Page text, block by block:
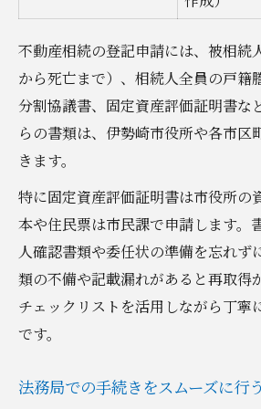
不動産相続の登記申請には、被相続
から死亡まで）、相続人全員の戸籍
分割協議書、固定資産評価証明書な
らの書類は、伊勢崎市役所や各市区
きます。
特に固定資産評価証明書は市役所の
本や住民票は市民課で申請します。
人確認書類や委任状の準備を忘れず
類の不備や記載漏れがあると再取得
チェックリストを活用しながら丁寧
です。
法務局での手続きをスムーズに行